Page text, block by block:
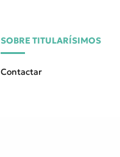
SOBRE TITULARÍSIMOS
Contactar